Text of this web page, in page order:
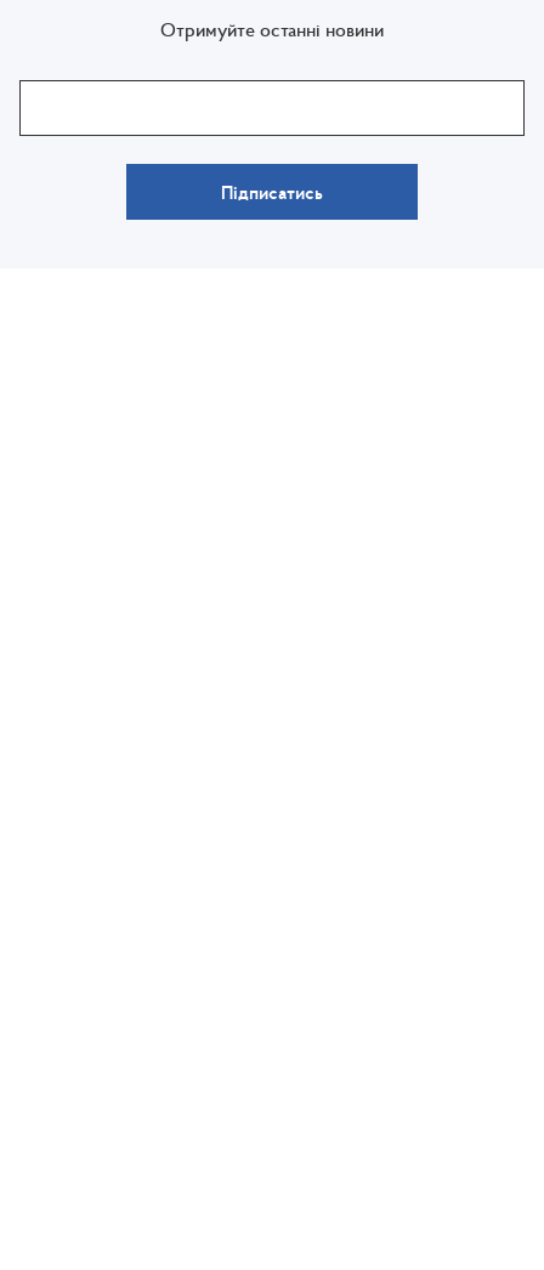
Отримуйте останні новини
Підписатись